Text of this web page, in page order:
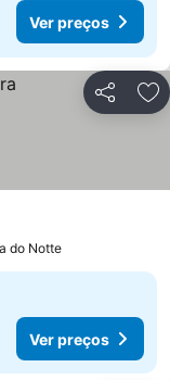
Ver preços
Partilhar
do Notte
Ver preços